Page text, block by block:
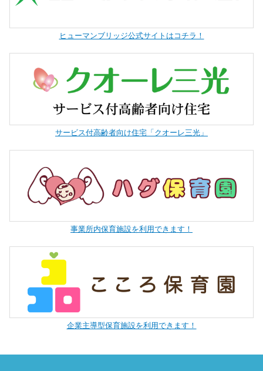
ヒューマンブリッジ公式サイトはコチラ！
サービス付高齢者向け住宅「クオーレ三光」
事業所内保育施設を利用できます！
企業主導型保育施設を利用できます！